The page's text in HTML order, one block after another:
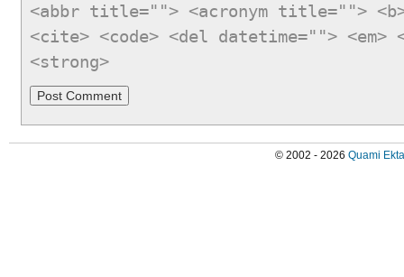
<abbr title=""> <acronym title="">
<cite> <code> <del datetime="">
<strong>
© 2002 - 2026 Quami